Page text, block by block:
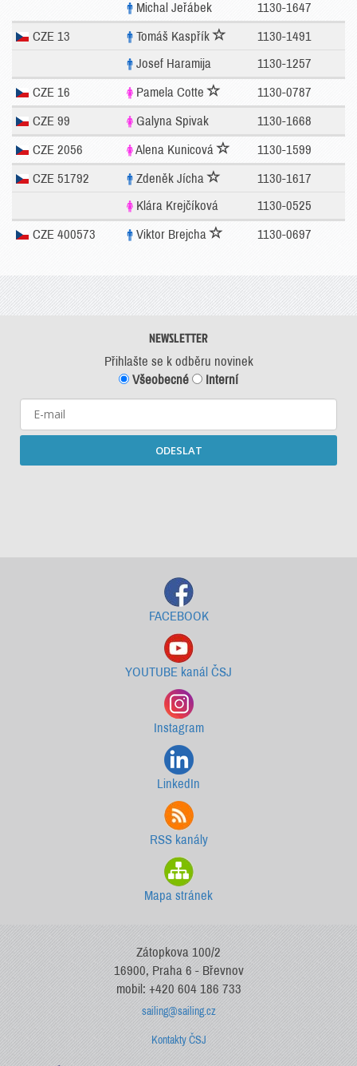
Michal Jeřábek
1130-1647
CZE 13 Tomáš Kaspřík
1130-1491
Josef Haramija
1130-1257
CZE 16 Pamela Cotte 1130-0787
CZE 99 Galyna Spivak 1130-1668
CZE 2056 Alena Kunicová 1130-1599
CZE 51792 Zdeněk Jícha
1130-1617
Klára Krejčíková
1130-0525
CZE 400573 Viktor Brejcha 1130-0697
NEWSLETTER
Přihlašte se k odběru novinek
Všeobecné
Interní
ODESLAT
FACEBOOK
YOUTUBE kanál ČSJ
Instagram
LinkedIn
RSS kanály
Mapa stránek
Zátopkova 100/2
16900, Praha 6 - Břevnov
mobil: +420 604 186 733
sailing@sailing.cz
Kontakty ČSJ